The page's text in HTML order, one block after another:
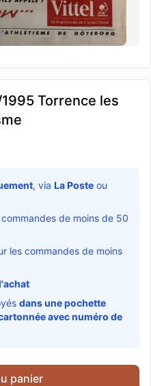
Torrence les
, via La Poste ou
de moins de 50
les commandes de moins
dans une pochette
avec numéro de
panier